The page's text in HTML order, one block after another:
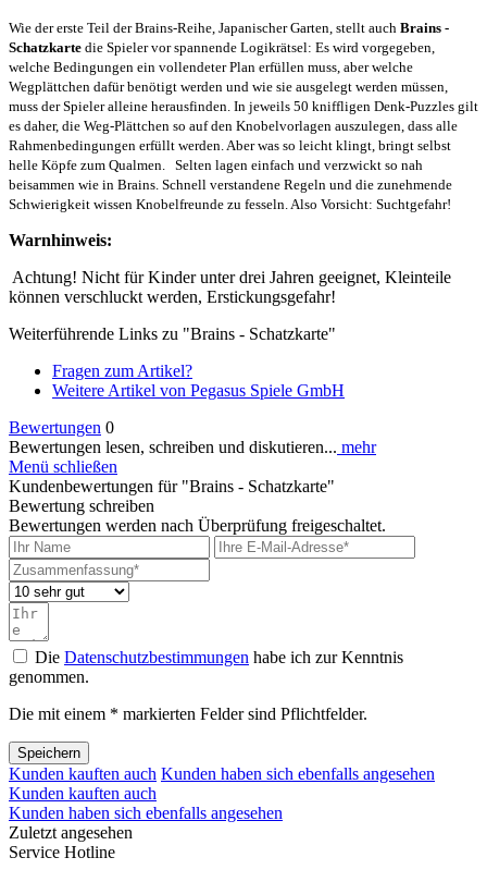
Produktinformationen "Brains - Schatzkarte"
Wie der erste Teil der Brains-Reihe, Japanischer Garten, stellt auchBrains -
Schatzkartedie Spieler vor spannende Logikrätsel: Es wird vorgegeben,
welche Bedingungen ein vollendeter Plan erfüllen muss, aber welche
Wegplättchen dafür benötigt werden und wie sie ausgelegt werden müssen,
muss der Spieler alleine herausfinden. In jeweils 50 kniffligen Denk-Puzzles gilt
es daher, die Weg-Plättchen so auf den Knobelvorlagen auszulegen, dass alle
Rahmenbedingungen erfüllt werden. Aber was so leicht klingt, bringt selbst
helle Köpfe zum Qualmen. Selten lagen einfach und verzwickt so nah
Schwierigkeit wissen Knobelfreunde zu fesseln. Also Vorsicht: Suchtgefahr!
Warnhinweis:
können verschluckt werden, Erstickungsgefahr!
Weiterführende Links zu "Brains - Schatzkarte"
Weitere Artikel von Pegasus Spiele GmbH
Bewertungen 0
Bewertungen lesen, schreiben und diskutieren...
Menü schließen
Kundenbewertungen für "Brains - Schatzkarte"
Bewertung schreiben
Bewertungen werden nach Überprüfung freigeschaltet.
genommen.
Die mit einem * markierten Felder sind Pflichtfelder.
Speichern
Kunden kauften auch Kunden haben sich ebenfalls angesehen
Kunden kauften auch
Kunden haben sich ebenfalls angesehen